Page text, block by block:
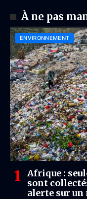
À ne pas
ENVIRONNEMENT
Afrique :
sont
alerte sur